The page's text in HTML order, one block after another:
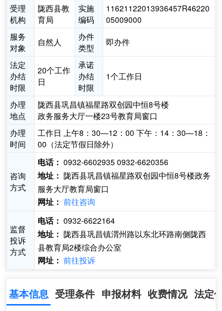
受理
机构
陇西县教
育局
实施
编码
11621122013936457R46220
05009000
服务
对象
自然人
办件
类型
即办件
法定
办结
时限
20个工作
日
承诺
办结
时限
1个工作日
办理
地点
陇西县巩昌镇福星路双创园中恒8号楼
政务服务大厅一楼23号教育局窗口
办理
时间
工作日 上午8：30—12：00 下午：14：30—18：
00（法定节假日除外）
咨询
方式
电话： 0932-6602935 0932-6620356
地址： 陇西县巩昌镇福星路双创园中恒8号楼政务
服务大厅教育局窗口
网址： 前往咨询
监督
投诉
方式
电话： 0932-6622164
地址： 陇西县巩昌镇渭州路以东北环路南侧陇西
县教育局2楼综合办公室
网址： 前往投诉
基本信息 受理条件 申报材料 收费情况 法定